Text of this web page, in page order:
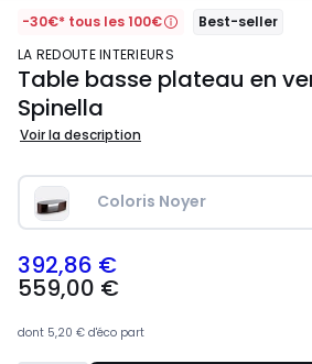
-30€* tous les 100€
Best-seller
LA REDOUTE INTERIEURS
Table basse plateau en
Spinella
Voir la description
Coloris Noyer
559,00
€
à
392,86 €
559,00 €
dont 5,20 € d'éco part